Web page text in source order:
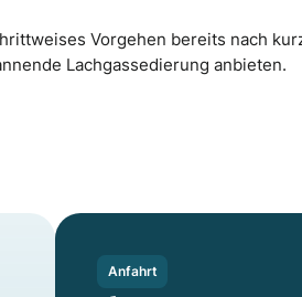
Vorgehen bereits nach
Lachgassedierung anbieten.
Anfahrt